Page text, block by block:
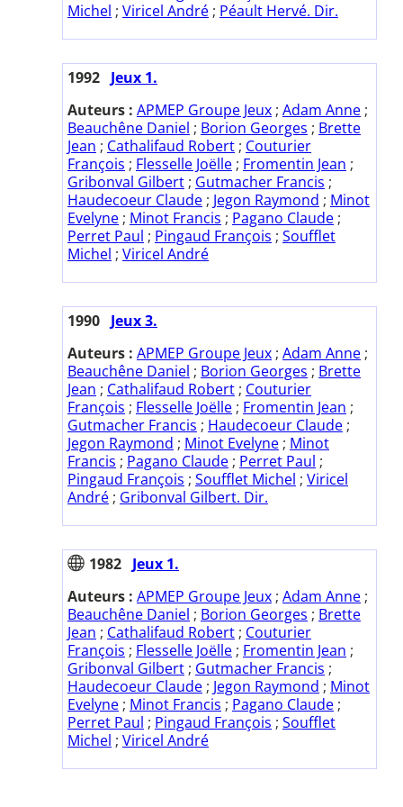
Michel ; Viricel André ; Péault Hervé. Dir.
1992 Jeux 1.
Auteurs : APMEP Groupe Jeux ; Adam Anne ;
Beauchêne Daniel ; Borion Georges ; Brette
Jean ; Cathalifaud Robert ; Couturier
François ; Flesselle Joëlle ; Fromentin Jean ;
Gribonval Gilbert ; Gutmacher Francis ;
Haudecoeur Claude ; Jegon Raymond ; Minot
Evelyne ; Minot Francis ; Pagano Claude ;
Perret Paul ; Pingaud François ; Soufflet
Michel ; Viricel André
1990 Jeux 3.
Auteurs : APMEP Groupe Jeux ; Adam Anne ;
Beauchêne Daniel ; Borion Georges ; Brette
Jean ; Cathalifaud Robert ; Couturier
François ; Flesselle Joëlle ; Fromentin Jean ;
Gutmacher Francis ; Haudecoeur Claude ;
Jegon Raymond ; Minot Evelyne ; Minot
Francis ; Pagano Claude ; Perret Paul ;
Pingaud François ; Soufflet Michel ; Viricel
André ; Gribonval Gilbert. Dir.
1982 Jeux 1.
Auteurs : APMEP Groupe Jeux ; Adam Anne ;
Beauchêne Daniel ; Borion Georges ; Brette
Jean ; Cathalifaud Robert ; Couturier
François ; Flesselle Joëlle ; Fromentin Jean ;
Gribonval Gilbert ; Gutmacher Francis ;
Haudecoeur Claude ; Jegon Raymond ; Minot
Evelyne ; Minot Francis ; Pagano Claude ;
Perret Paul ; Pingaud François ; Soufflet
Michel ; Viricel André